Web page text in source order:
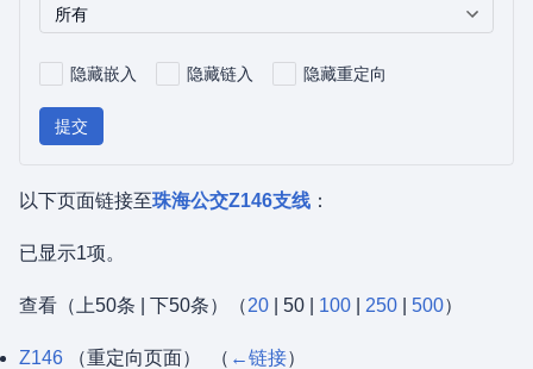
所有
隐藏嵌入 隐藏链入 隐藏重定向
提交
以下页面链接至珠海公交Z146支线 ：
已显示1项。
查看（ 上50条 下50条）（20 50 100 250 500）
Z146 （重定向页面） ‎ （ ←链接）